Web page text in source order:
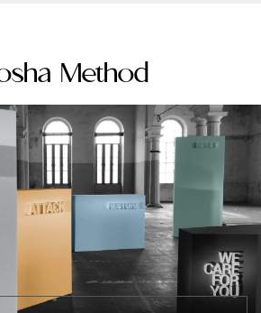
Method